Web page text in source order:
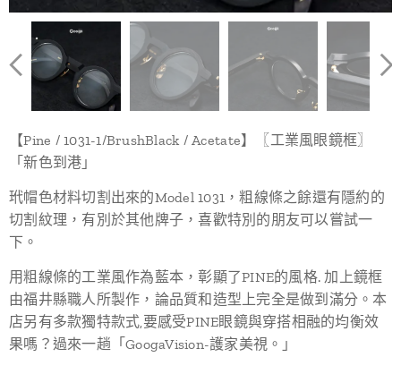
【Pine / 1031-1/BrushBlack / Acetate】〖工業風眼鏡框〗
「新色到港」
玳帽色材料切割出來的Model 1031，粗線條之餘還有隱約的
切割紋理，有別於其他牌子，喜歡特別的朋友可以嘗試一
下。
用粗線條的工業風作為藍本，彰顯了PINE的風格. 加上鏡框
由福井縣職人所製作，論品質和造型上完全是做到滿分。本
店另有多款獨特款式,要感受PINE眼鏡與穿搭相融的均衡效
果嗎？過來一趟「GoogaVision-護家美視。」